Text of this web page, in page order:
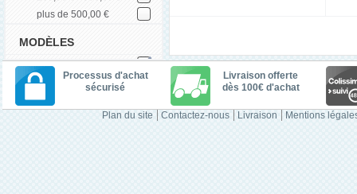
plus de 500,00 €
MODÈLES
Processus d'achat
sécurisé
Livraison offerte
dès 100€ d'achat
Plan du site Contactez-nous Livraison Mentions